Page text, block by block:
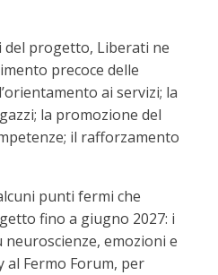
progetto, Liberati ne
precoce delle
ai servizi; la
la promozione del
il rafforzamento
punti fermi che
fino a giugno 2027: i
emozioni e
al Fermo Forum, per